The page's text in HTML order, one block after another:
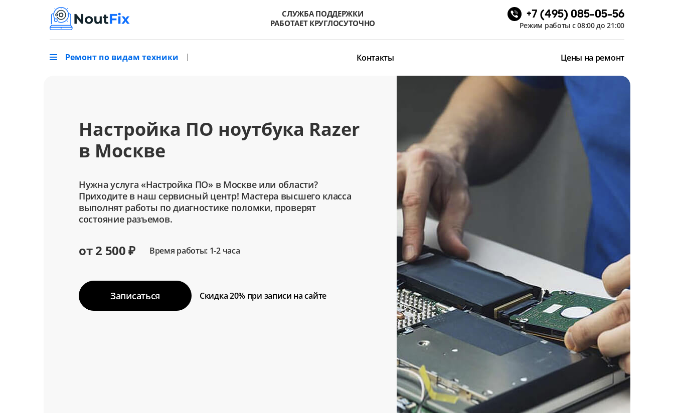
СЛУЖБА ПОДДЕРЖКИ
РАБОТАЕТ КРУГЛОСУТОЧНО
+7 (495) 085-05-56
Режим работы с 08:00 до 21:00
Ремонт по видам техники Контакты Цены на ремонт
Настройка ПО ноутбука Razer
в Москве
Нужна услуга «Настройка ПО» в Москве или области?
Приходите в наш сервисный центр! Мастера высшего класса
выполнят работы по диагностике поломки, проверят
состояние разъемов.
от 2 500 ₽ Время работы: 1-2 часа
Записаться Скидка 20% при записи на сайте